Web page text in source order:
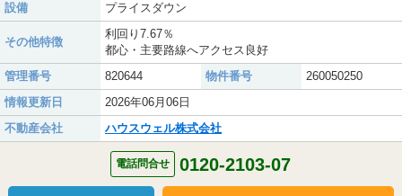
設備
プライスダウン
その他特徴
利回り7.67％
都心・主要路線へアクセス良好
管理番号
820644 物件番号
260050250
情報更新日
2026年06月06日
不動産会社
ハウスウェル株式会社
電話問合せ 0120-2103-07